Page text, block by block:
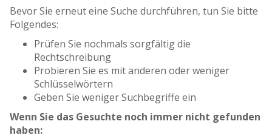
Bevor Sie erneut eine Suche durchführen, tun Sie bitte
Folgendes:
Prüfen Sie nochmals sorgfältig die
Rechtschreibung
Probieren Sie es mit anderen oder weniger
Schlüsselwörtern
Geben Sie weniger Suchbegriffe ein
Wenn Sie das Gesuchte noch immer nicht gefunden
haben: